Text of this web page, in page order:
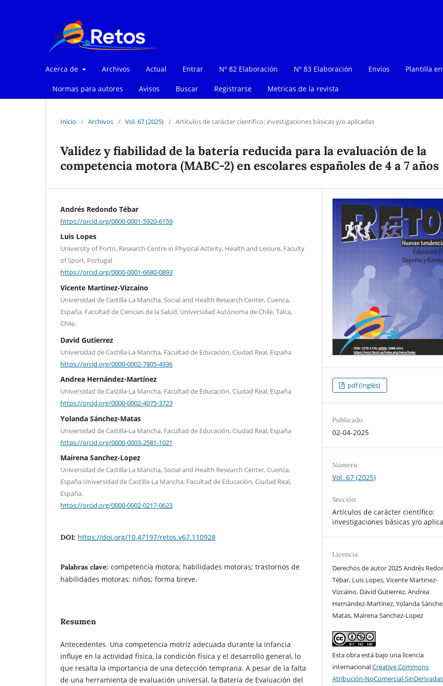
Acerca de Archivos Actual Entrar Nº 82 Elaboración Nº 83 Elaboración Envíos Plantilla
Normas para autores Avisos Buscar Registrarse Metricas de la revista
Inicio / Archivos / Vol. 67 (2025) / Artículos de carácter científico: investigaciones básicas y/o aplicadas
Validez y fiabilidad de la batería reducida para la evaluación de la
competencia motora (MABC-2) en escolares españoles de 4 a 7 años
Andrés Redondo Tébar
https://orcid.org/0000-0001-5920-6159
Luis Lopes
University of Porto, Research Centre in Physical Activity, Health and Leisure, Faculty
of Sport, Portugal
https://orcid.org/0000-0001-6680-0893
Vicente Martinez-Vizcaino
Universidad de Castilla-La Mancha, Social and Health Research Center, Cuenca,
España. Facultad de Ciencias de la Salud, Universidad Autónoma de Chile, Talca,
Chile.
David Gutierrez
Universidad de Castilla-La Mancha, Facultad de Educación, Ciudad Real, España
https://orcid.org/0000-0002-7805-4936
Andrea Hernández-Martínez
Universidad de Castilla-La Mancha, Facultad de Educación, Ciudad Real, España
https://orcid.org/0000-0002-4075-3723
Yolanda Sánchez-Matas
Universidad de Castilla-La Mancha, Facultad de Educación, Ciudad Real, España
https://orcid.org/0000-0003-2581-1021
Mairena Sanchez-Lopez
Universidad de Castilla-La Mancha, Social and Health Research Center, Cuenca,
España.Universidad de Castilla-La Mancha, Facultad de Educación, Ciudad Real,
España.
https://orcid.org/0000-0002-0217-0623
DOI: https://doi.org/10.47197/retos.v67.110928
Palabras clave: competencia motora; habilidades motoras; trastornos de
habilidades motoras; niños; forma breve.
Resumen
Antecedentes. Una competencia motriz adecuada durante la infancia
influye en la actividad física, la condición física y el desarrollo general, lo
que resalta la importancia de una detección temprana. A pesar de la falta
de una herramienta de evaluación universal, la Batería de Evaluación del
pdf (Inglés)
Publicado
02-04-2025
Número
Vol. 67 (2025)
Sección
Artículos de carácter científico:
investigaciones básicas y/o
Licencia
Derechos de autor 2025 Andrés
Tébar, Luis Lopes, Vicente Martinez-
Vizcaino, David Gutierrez, Andrea
Hernández-Martínez, Yolanda
Matas, Mairena Sanchez-Lopez
Esta obra está bajo una licencia
internacionalCreative Commons
Atribución-NoComercial-